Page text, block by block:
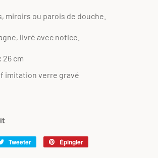
miroirs ou parois de douche.
livré avec notice.
26 cm
imitation verre gravé
Tweeter
Tweeter
Épingler